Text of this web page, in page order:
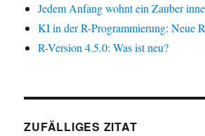
Jedem Anfang wohnt ein Zauber
KI in der R-Programmierung: Neue
R-Version 4.5.0: Was ist neu?
ZUFÄLLIGES ZITAT